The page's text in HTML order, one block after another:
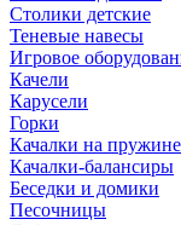
Столики детские
Теневые навесы
Игровое
Качели
Карусели
Горки
Качалки на пружине
Качалки-балансиры
Беседки и домики
Песочницы